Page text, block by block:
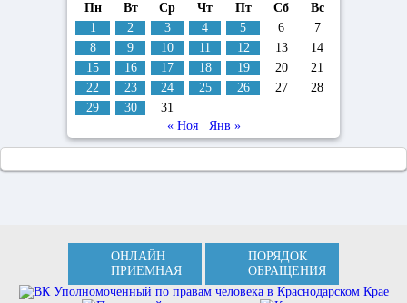
Пн
Вт Ср Чт Пт Сб
Вс
1
2 3 4 5 6
7
8
9 10 11 12 13
14
15
16 17 18 19 20
21
22
23 24 25 26 27
28
29
30
31
« Ноя
Янв »
ОНЛАЙН
ПРИЕМНАЯ
ПОРЯДОК
ОБРАЩЕНИЯ